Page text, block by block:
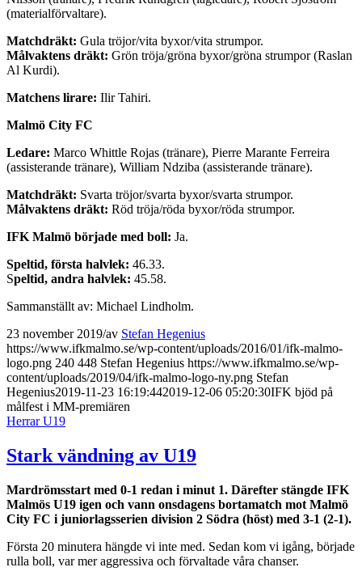
(materialförvaltare).
Matchdräkt: Gula tröjor/vita byxor/vita strumpor.
Målvaktens dräkt: Grön tröja/gröna byxor/gröna strumpor (Raslan
Al Kurdi).
Matchens lirare: Ilir Tahiri.
Malmö City FC
Ledare: Marco Whittle Rojas (tränare), Pierre Marante Ferreira
(assisterande tränare), William Ndziba (assisterande tränare).
Matchdräkt: Svarta tröjor/svarta byxor/svarta strumpor.
Målvaktens dräkt: Röd tröja/röda byxor/röda strumpor.
IFK Malmö började med boll: Ja.
Speltid, första halvlek: 46.33.
Speltid, andra halvlek: 45.58.
Sammanställt av: Michael Lindholm.
23 november 2019/av Stefan Hegenius
https://www.ifkmalmo.se/wp-content/uploads/2016/01/ifk-malmo-
logo.png 240 448 Stefan Hegenius https://www.ifkmalmo.se/wp-
content/uploads/2019/04/ifk-malmo-logo-ny.png Stefan
Hegenius2019-11-23 16:19:442019-12-06 05:20:30IFK bjöd på
målfest i MM-premiären
Herrar U19
Stark vändning av U19
Mardrömsstart med 0-1 redan i minut 1. Därefter stängde IFK
Malmös U19 igen och vann onsdagens bortamatch mot Malmö
City FC i juniorlagsserien division 2 Södra (höst) med 3-1 (2-1).
Första 20 minutera hängde vi inte med. Sedan kom vi igång, började
rulla boll, var mer aggressiva och förvaltade våra chanser.